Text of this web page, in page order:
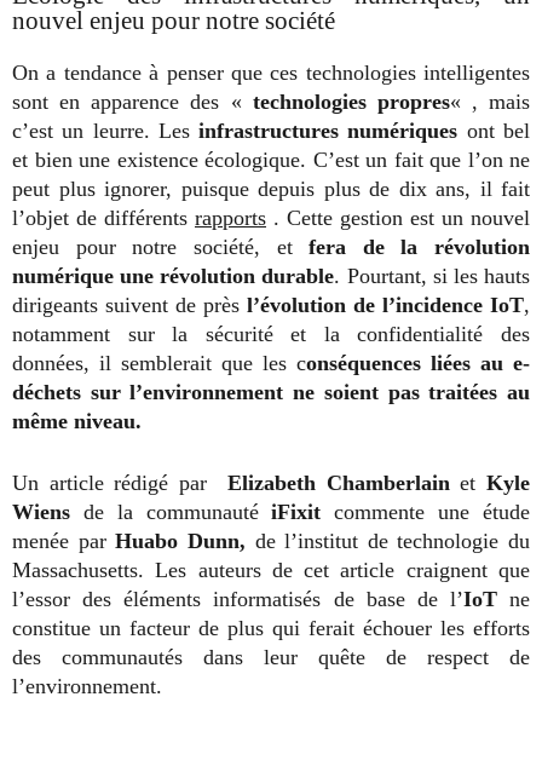
nouvel enjeu pour notre société
On a tendance à penser que ces technologies intelligentes
sont en apparence des « technologies propres« , mais
c’est un leurre. Lesinfrastructures numériques ont bel
et bien une existence écologique. C’est un fait que l’on ne
peut plus ignorer, puisque depuis plus de dix ans, il fait
l’objet de différents rapports . Cette gestion est un nouvel
enjeu pour notre société, etfera de la révolution
numérique une révolution durable. Pourtant, si les hauts
dirigeants suivent de près l’évolution de l’incidence IoT,
notamment sur la sécurité et la confidentialité des
données, il semblerait que les conséquences liées au e-
déchets sur l’environnement ne soient pas traitées au
même niveau.
Un article rédigé parElizabeth Chamberlain et Kyle
Wiens de la communautéiFixit commente une étude
menée parHuabo Dunn, de l’institut de technologie du
Massachusetts. Les auteurs de cet article craignent que
l’essor des éléments informatisés de base de l’IoTne
constitue un facteur de plus qui ferait échouer les efforts
des communautés dans leur quête de respect de
l’environnement.